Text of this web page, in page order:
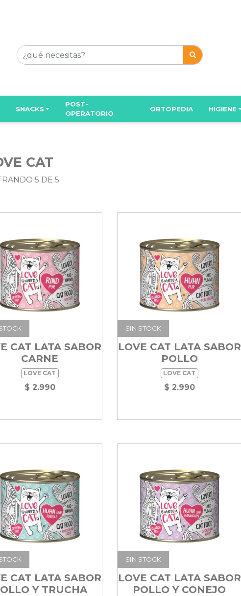
SNACKS
POST-
OPERATORIO
ORTOPEDIA HIGIENE
5 DE 5
CAT LATA SABOR
CARNE
LOVE CAT
$ 2.990
SIN STOCK
LOVE CAT LATA SABOR
POLLO
LOVE CAT
$ 2.990
CAT LATA SABOR
Y TRUCHA
SIN STOCK
LOVE CAT LATA SABOR
POLLO Y CONEJO